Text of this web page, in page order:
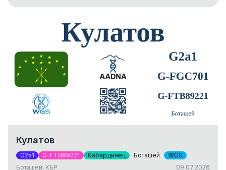
Кулатов
G2a1 G-FTB89221 Кабардинец Боташей
WGS
Боташей, КБР
09.07.2026